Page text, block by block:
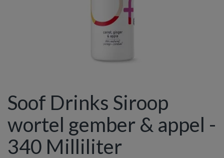
Soof Drinks Siroop
wortel gember & appel -
340 Milliliter